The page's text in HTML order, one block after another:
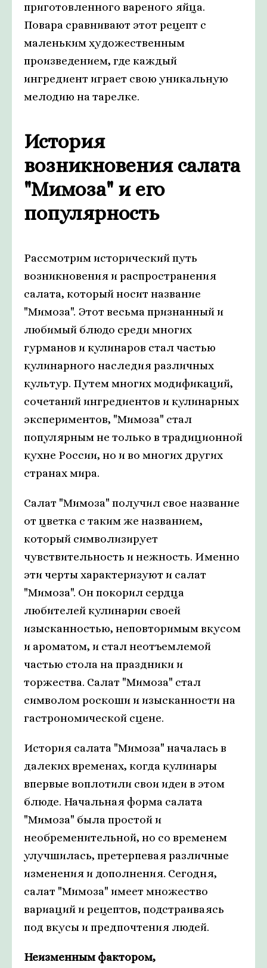
приготовленного вареного яйца.
Повара сравнивают этот рецепт с
маленьким художественным
произведением, где каждый
ингредиент играет свою уникальную
мелодию на тарелке.
История
возникновения салата
"Мимоза" и его
популярность
Рассмотрим исторический путь
возникновения и распространения
салата, который носит название
"Мимоза". Этот весьма признанный и
любимый блюдо среди многих
гурманов и кулинаров стал частью
кулинарного наследия различных
культур. Путем многих модификаций,
сочетаний ингредиентов и кулинарных
экспериментов, "Мимоза" стал
популярным не только в традиционной
кухне России, но и во многих других
странах мира.
Салат "Мимоза" получил свое название
от цветка с таким же названием,
который символизирует
чувствительность и нежность. Именно
эти черты характеризуют и салат
"Мимоза". Он покорил сердца
любителей кулинарии своей
изысканностью, неповторимым вкусом
и ароматом, и стал неотъемлемой
частью стола на праздники и
торжества. Салат "Мимоза" стал
символом роскоши и изысканности на
гастрономической сцене.
История салата "Мимоза" началась в
далеких временах, когда кулинары
впервые воплотили свои идеи в этом
блюде. Начальная форма салата
"Мимоза" была простой и
необременительной, но со временем
улучшилась, претерпевая различные
изменения и дополнения. Сегодня,
салат "Мимоза" имеет множество
вариаций и рецептов, подстраиваясь
под вкусы и предпочтения людей.
Неизменным фактором,